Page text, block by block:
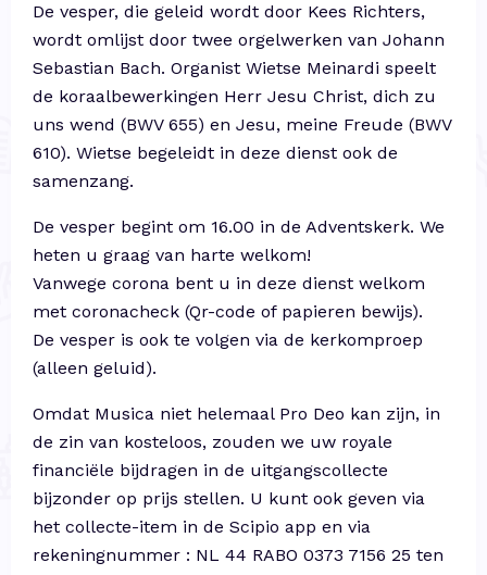
De vesper, die geleid wordt door Kees Richters,
wordt omlijst door twee orgelwerken van Johann
Sebastian Bach. Organist Wietse Meinardi speelt
de koraalbewerkingen Herr Jesu Christ, dich zu
uns wend (BWV 655) en Jesu, meine Freude (BWV
610). Wietse begeleidt in deze dienst ook de
samenzang.
De vesper begint om 16.00 in de Adventskerk. We
heten u graag van harte welkom!
Vanwege corona bent u in deze dienst welkom
met coronacheck (Qr-code of papieren bewijs).
De vesper is ook te volgen via de kerkomproep
(alleen geluid).
Omdat Musica niet helemaal Pro Deo kan zijn, in
de zin van kosteloos, zouden we uw royale
financiële bijdragen in de uitgangscollecte
bijzonder op prijs stellen. U kunt ook geven via
het collecte-item in de Scipio app en via
rekeningnummer : NL 44 RABO 0373 7156 25 ten